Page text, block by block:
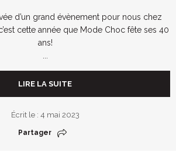
d’un grand évènement pour nous chez
cette année que Mode Choc fête ses 40
ans!
LIRE LA SUITE
Écrit le : 4 mai 2023
Partager